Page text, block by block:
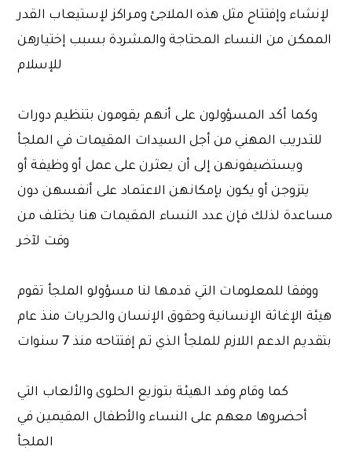
لإنشاء وإفتتاح مثل هذه الملاجئ ومراكز لإستيعاب القدر
الممكن من النساء المحتاجة والمشردة بسبب إختيارهن
للإسلام
وكما أكد المسؤولون على أنهم يقومون بتنظيم دورات
للتدريب المهني من أجل السيدات المقيمات في الملجأ
ويستضيفونهن إلى أن يعثرن على عمل أو وظيفة أو
يتزوجن أو يكون بإمكانهن الاعتماد على أنفسهن دون
مساعدة لذلك فإن عدد النساء المقيمات هنا يختلف من
وقت لآخر
ووفقا للمعلومات التي قدمها لنا مسؤولو الملجأ تقوم
هيئة الإغاثة الإنسانية وحقوق الإنسان والحريات منذ عام
بتقديم الدعم اللازم للملجأ الذي تم إفتتاحه منذ 7 سنوات
كما وقام وفد الهيئة بتوزيع الحلوى والألعاب التي
أحضروها معهم على النساء والأطفال المقيمين في
الملجأ